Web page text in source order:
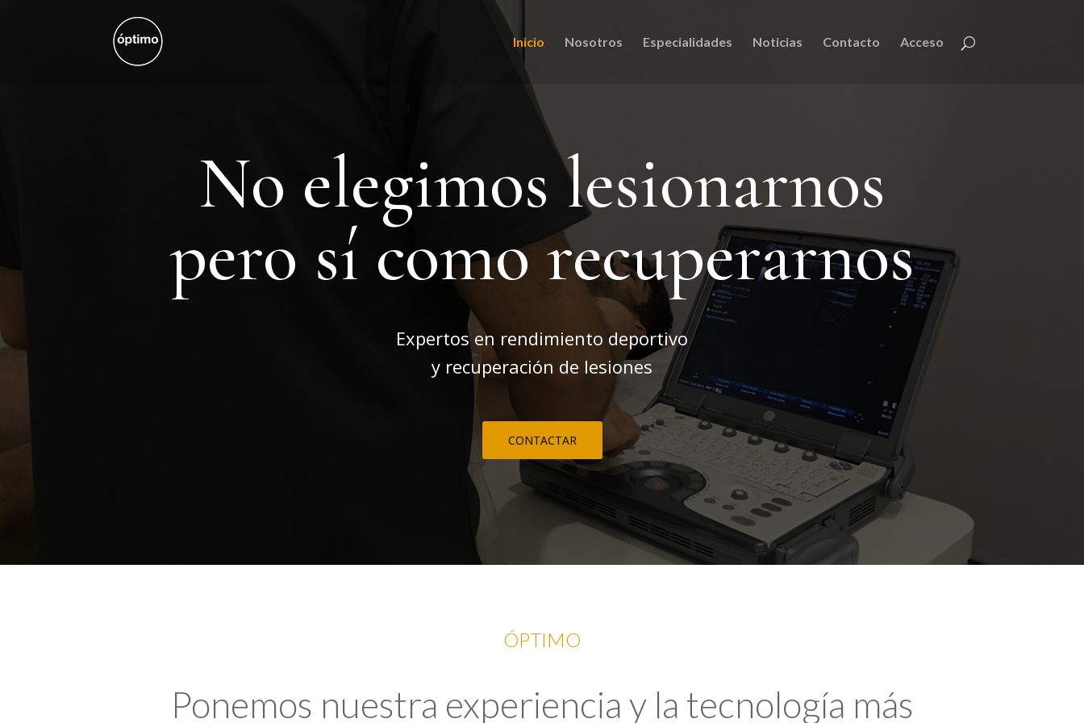
Inicio Nosotros Especialidades Noticias Contacto Acceso
No elegimos lesionarnos
pero sí como recuperarnos
Expertos en rendimiento deportivo
y recuperación de lesiones
CONTACTAR
ÓPTIMO
Ponemos nuestra experiencia y la tecnología más